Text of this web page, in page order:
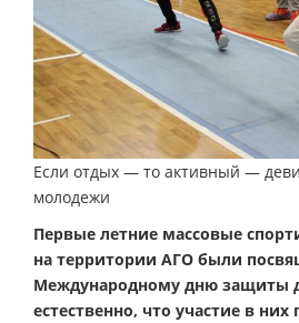
Если отдых — то активный —
молодежи
Первые летние массовые
на территории АГО были
Международному дню защиты
естественно, что участие в